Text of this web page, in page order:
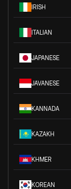
IRISH
ITALIAN
JAPANESE
JAVANESE
KANNADA
KAZAKH
KHMER
KOREAN